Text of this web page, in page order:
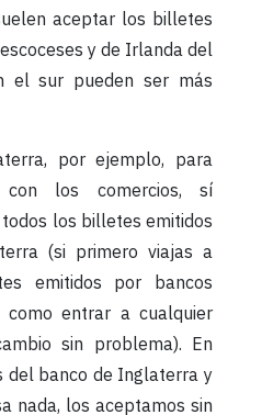
aceptar los billetes
y de Irlanda del
el sur pueden ser más
por ejemplo, para
con los comercios, sí
los billetes emitidos
(si primero viajas a
emitidos por bancos
entrar a cualquier
sin problema). En
del banco de Inglaterra y
nada, los aceptamos sin